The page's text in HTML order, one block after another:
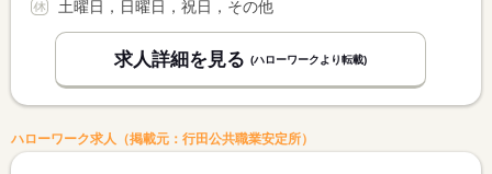
土曜日，日曜日，祝日，その他
求人詳細を見る (ハローワークより転載)
ハローワーク求人（掲載元：行田公共職業安定所）